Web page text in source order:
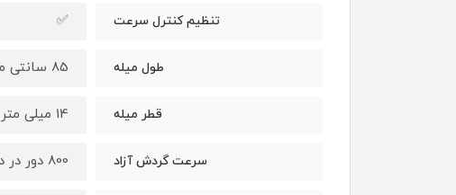
تنظیم کنترل سرعت ✅
طول میله 85 سانتی متر
قطر میله 14 میلی متر
سرعت گردش آزاد 800 دور در دقیقه